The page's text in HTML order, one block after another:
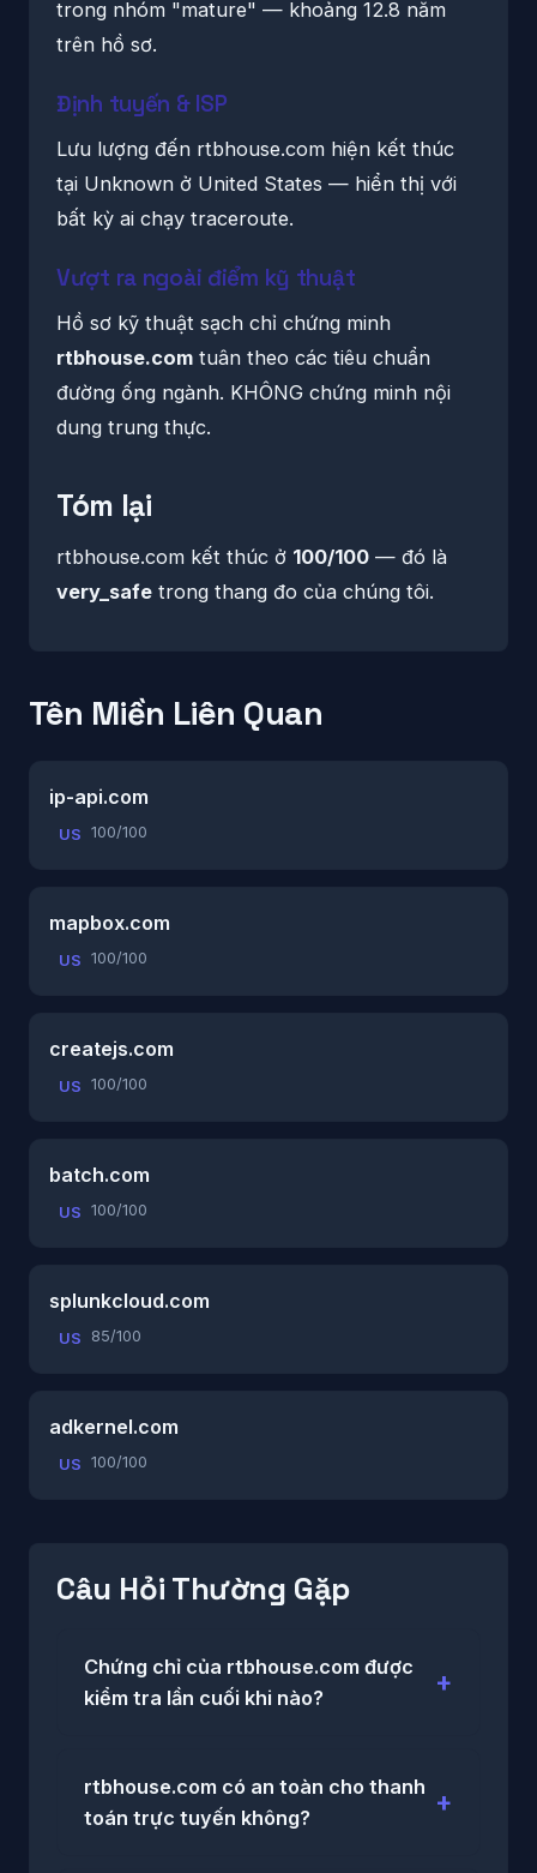
trong nhóm "mature" — khoảng 12.8 năm
trên hồ sơ.
Định tuyến & ISP
Lưu lượng đến rtbhouse.com hiện kết thúc
tại Unknown ở United States — hiển thị với
bất kỳ ai chạy traceroute.
Vượt ra ngoài điểm kỹ thuật
Hồ sơ kỹ thuật sạch chỉ chứng minh
rtbhouse.com tuân theo các tiêu chuẩn
đường ống ngành. KHÔNG chứng minh nội
dung trung thực.
Tóm lại
rtbhouse.com kết thúc ở 100/100 — đó là
very_safe trong thang đo của chúng tôi.
Tên Miền Liên Quan
ip-api.com
US 100/100
mapbox.com
US 100/100
createjs.com
US 100/100
batch.com
US 100/100
splunkcloud.com
US 85/100
adkernel.com
US 100/100
Câu Hỏi Thường Gặp
Chứng chỉ của rtbhouse.com được
kiểm tra lần cuối khi nào?
rtbhouse.com có an toàn cho thanh
toán trực tuyến không?